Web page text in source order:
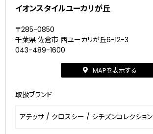
イオンスタイルユーカリが丘
〒285-0850
千葉県 佐倉市 西ユーカリが丘6-12-3
043-489-1600
MAPを表示する
取扱ブランド
アテッサ / クロスシー / シチズンコレクション